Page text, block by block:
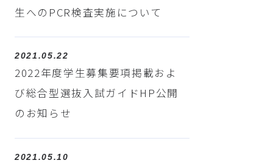
生へのPCR検査実施について
2021.05.22
2022年度学生募集要項掲載およ
び総合型選抜入試ガイドHP公開
のお知らせ
2021.05.10